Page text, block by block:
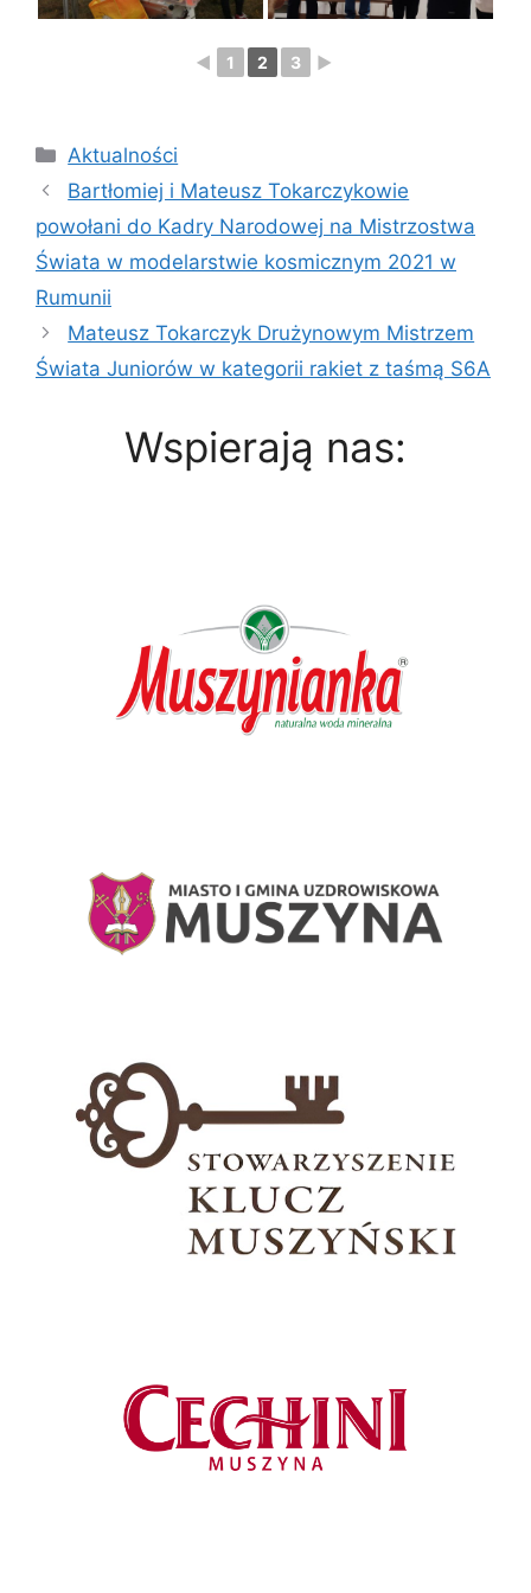
◄ 1 2 3 ►
Kategorie
Aktualności
Bartłomiej i Mateusz Tokarczykowie
powołani do Kadry Narodowej na Mistrzostwa
Świata w modelarstwie kosmicznym 2021 w
Rumunii
Mateusz Tokarczyk Drużynowym Mistrzem
Świata Juniorów w kategorii rakiet z taśmą S6A
Wspierają nas: